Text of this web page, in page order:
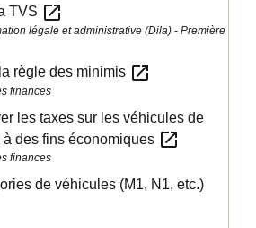
TVS open_in_new
légale et administrative (Dila) - Première
règle des minimis open_in_new
finances
les taxes sur les véhicules de
des fins économiques open_in_new
finances
de véhicules (M1, N1, etc.)